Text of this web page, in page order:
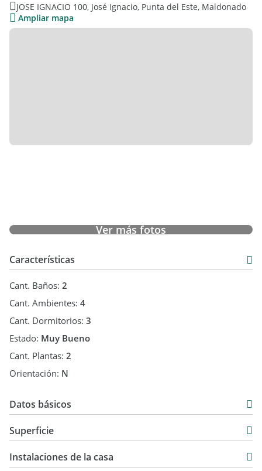
JOSE IGNACIO 100, José Ignacio, Punta del Este, Maldonado
Ampliar mapa
Ver más fotos
Características
Cant. Baños: 2
Cant. Ambientes: 4
Cant. Dormitorios: 3
Estado: Muy Bueno
Cant. Plantas: 2
Orientación: N
Datos básicos
USD 34.500
Superficie
900 m2
Instalaciones de la casa